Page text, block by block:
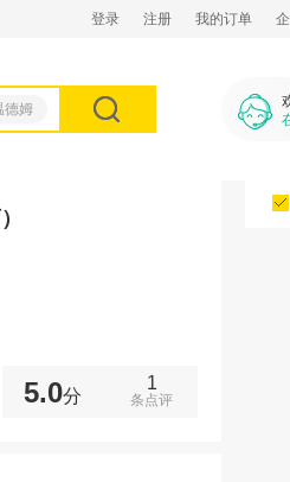
登录 注册 我的订单
德姆
5.0分
1
条点评